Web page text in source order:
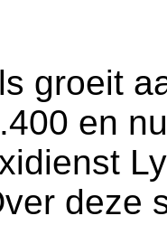
groeit
en
deze